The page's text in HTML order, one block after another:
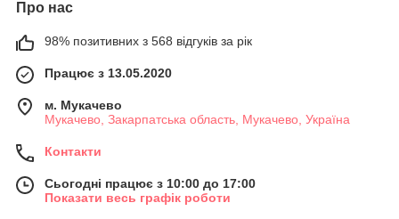
Про нас
98% позитивних з 568 відгуків за рік
Працює з 13.05.2020
м. Мукачево
Мукачево, Закарпатська область, Мукачево, Україна
Контакти
Сьогодні працює з 10:00 до 17:00
Показати весь графік роботи